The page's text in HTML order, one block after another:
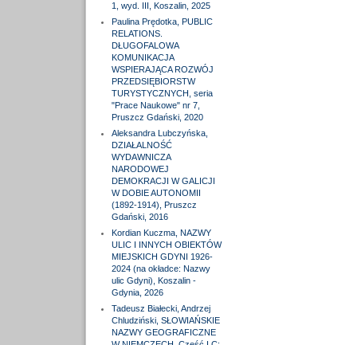
1, wyd. III, Koszalin, 2025
Paulina Prędotka, PUBLIC
RELATIONS.
DŁUGOFALOWA
KOMUNIKACJA
WSPIERAJĄCA ROZWÓJ
PRZEDSIĘBIORSTW
TURYSTYCZNYCH, seria
"Prace Naukowe" nr 7,
Pruszcz Gdański, 2020
Aleksandra Lubczyńska,
DZIAŁALNOŚĆ
WYDAWNICZA
NARODOWEJ
DEMOKRACJI W GALICJI
W DOBIE AUTONOMII
(1892-1914), Pruszcz
Gdański, 2016
Kordian Kuczma, NAZWY
ULIC I INNYCH OBIEKTÓW
MIEJSKICH GDYNI 1926-
2024 (na okładce: Nazwy
ulic Gdyni), Koszalin -
Gdynia, 2026
Tadeusz Białecki, Andrzej
Chludziński, SŁOWIAŃSKIE
NAZWY GEOGRAFICZNE